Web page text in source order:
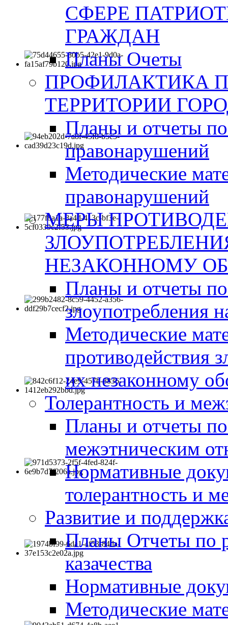
СФЕРЕ
ГРАЖДАН
Планы Очеты
ПРОФИЛАКТИКА
ТЕРРИТОРИИ
Планы и отчеты
правонарушений
Методические
правонарушений
МЕРЫ
НЕЗАКОННОМУ
Планы и отчеты
злоупотребления
Методические
противодействия
их незаконному
Толерантность и
Планы и отчеты
межэтническим
Нормативные
толерантность и
Развитие и
Планы Отчеты по
казачества
Нормативные
Методические